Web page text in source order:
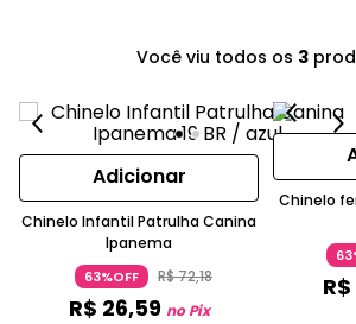
Você viu todos os 3
Adicionar
Chinelo Infantil Patrulha Canina
Ipanema
63%OFF R$72,18
R$ 26,59 no Pix
Chinelo
R$